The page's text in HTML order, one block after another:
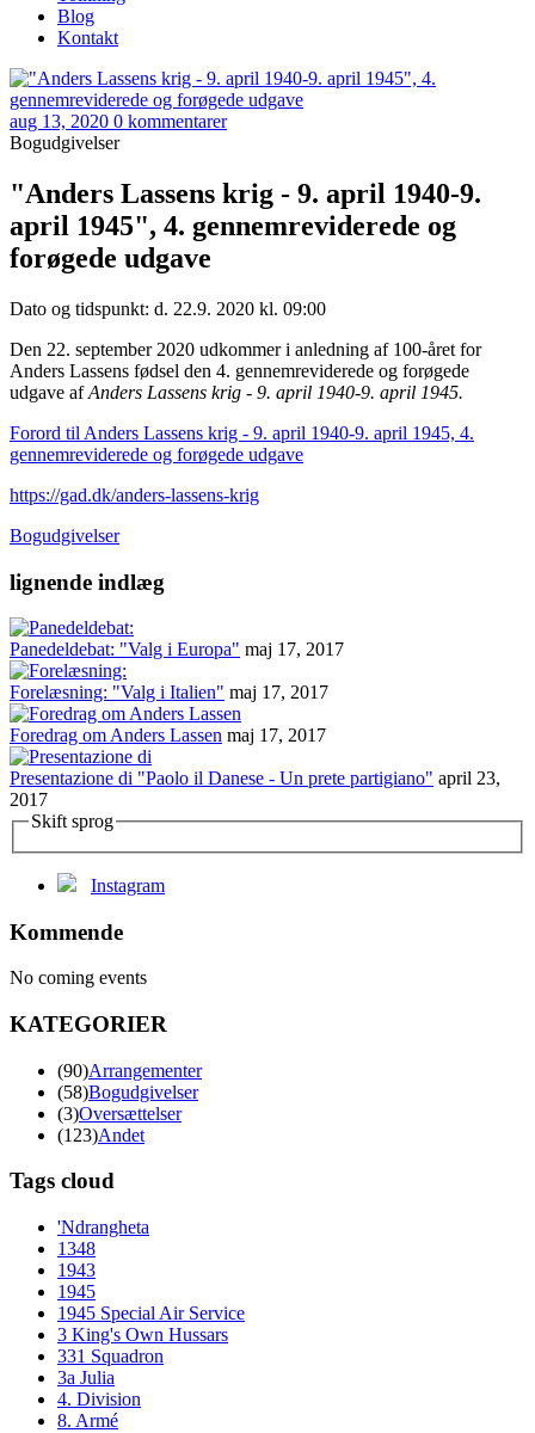
Blog
Kontakt
aug 13, 2020 0 kommentarer
Bogudgivelser
"Anders Lassens krig - 9. april 1940-9.
april 1945", 4. gennemreviderede og
forøgede udgave
Dato og tidspunkt: d. 22.9. 2020 kl. 09:00
Den 22. september 2020 udkommer i anledning af 100-året for
Anders Lassens fødsel den 4. gennemreviderede og forøgede
udgave afAnders Lassens krig - 9. april 1940-9. april 1945.
Forord til Anders Lassens krig - 9. april 1940-9. april 1945, 4.
gennemreviderede og forøgede udgave
https://gad.dk/anders-lassens-krig
Bogudgivelser
lignende indlæg
Panedeldebat: "Valg i Europa" maj 17, 2017
Forelæsning: "Valg i Italien" maj 17, 2017
Foredrag om Anders Lassen maj 17, 2017
Presentazione di "Paolo il Danese - Un prete partigiano" april 23,
2017
Skift sprog
Instagram
Kommende
No coming events
KATEGORIER
(90)Arrangementer
(58)Bogudgivelser
(3)Oversættelser
(123)Andet
Tags cloud
'Ndrangheta
1348
1943
1945
1945 Special Air Service
3 King's Own Hussars
331 Squadron
3a Julia
4. Division
8. Armé